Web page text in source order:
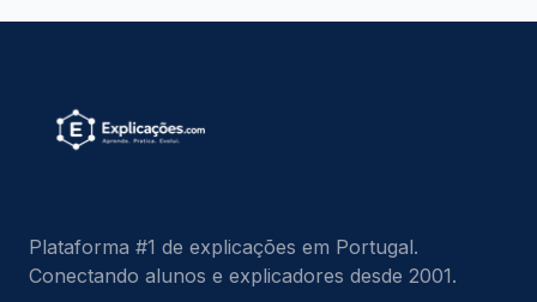
Plataforma #1 de explicações em Portugal.
Conectando alunos e explicadores desde 2001.